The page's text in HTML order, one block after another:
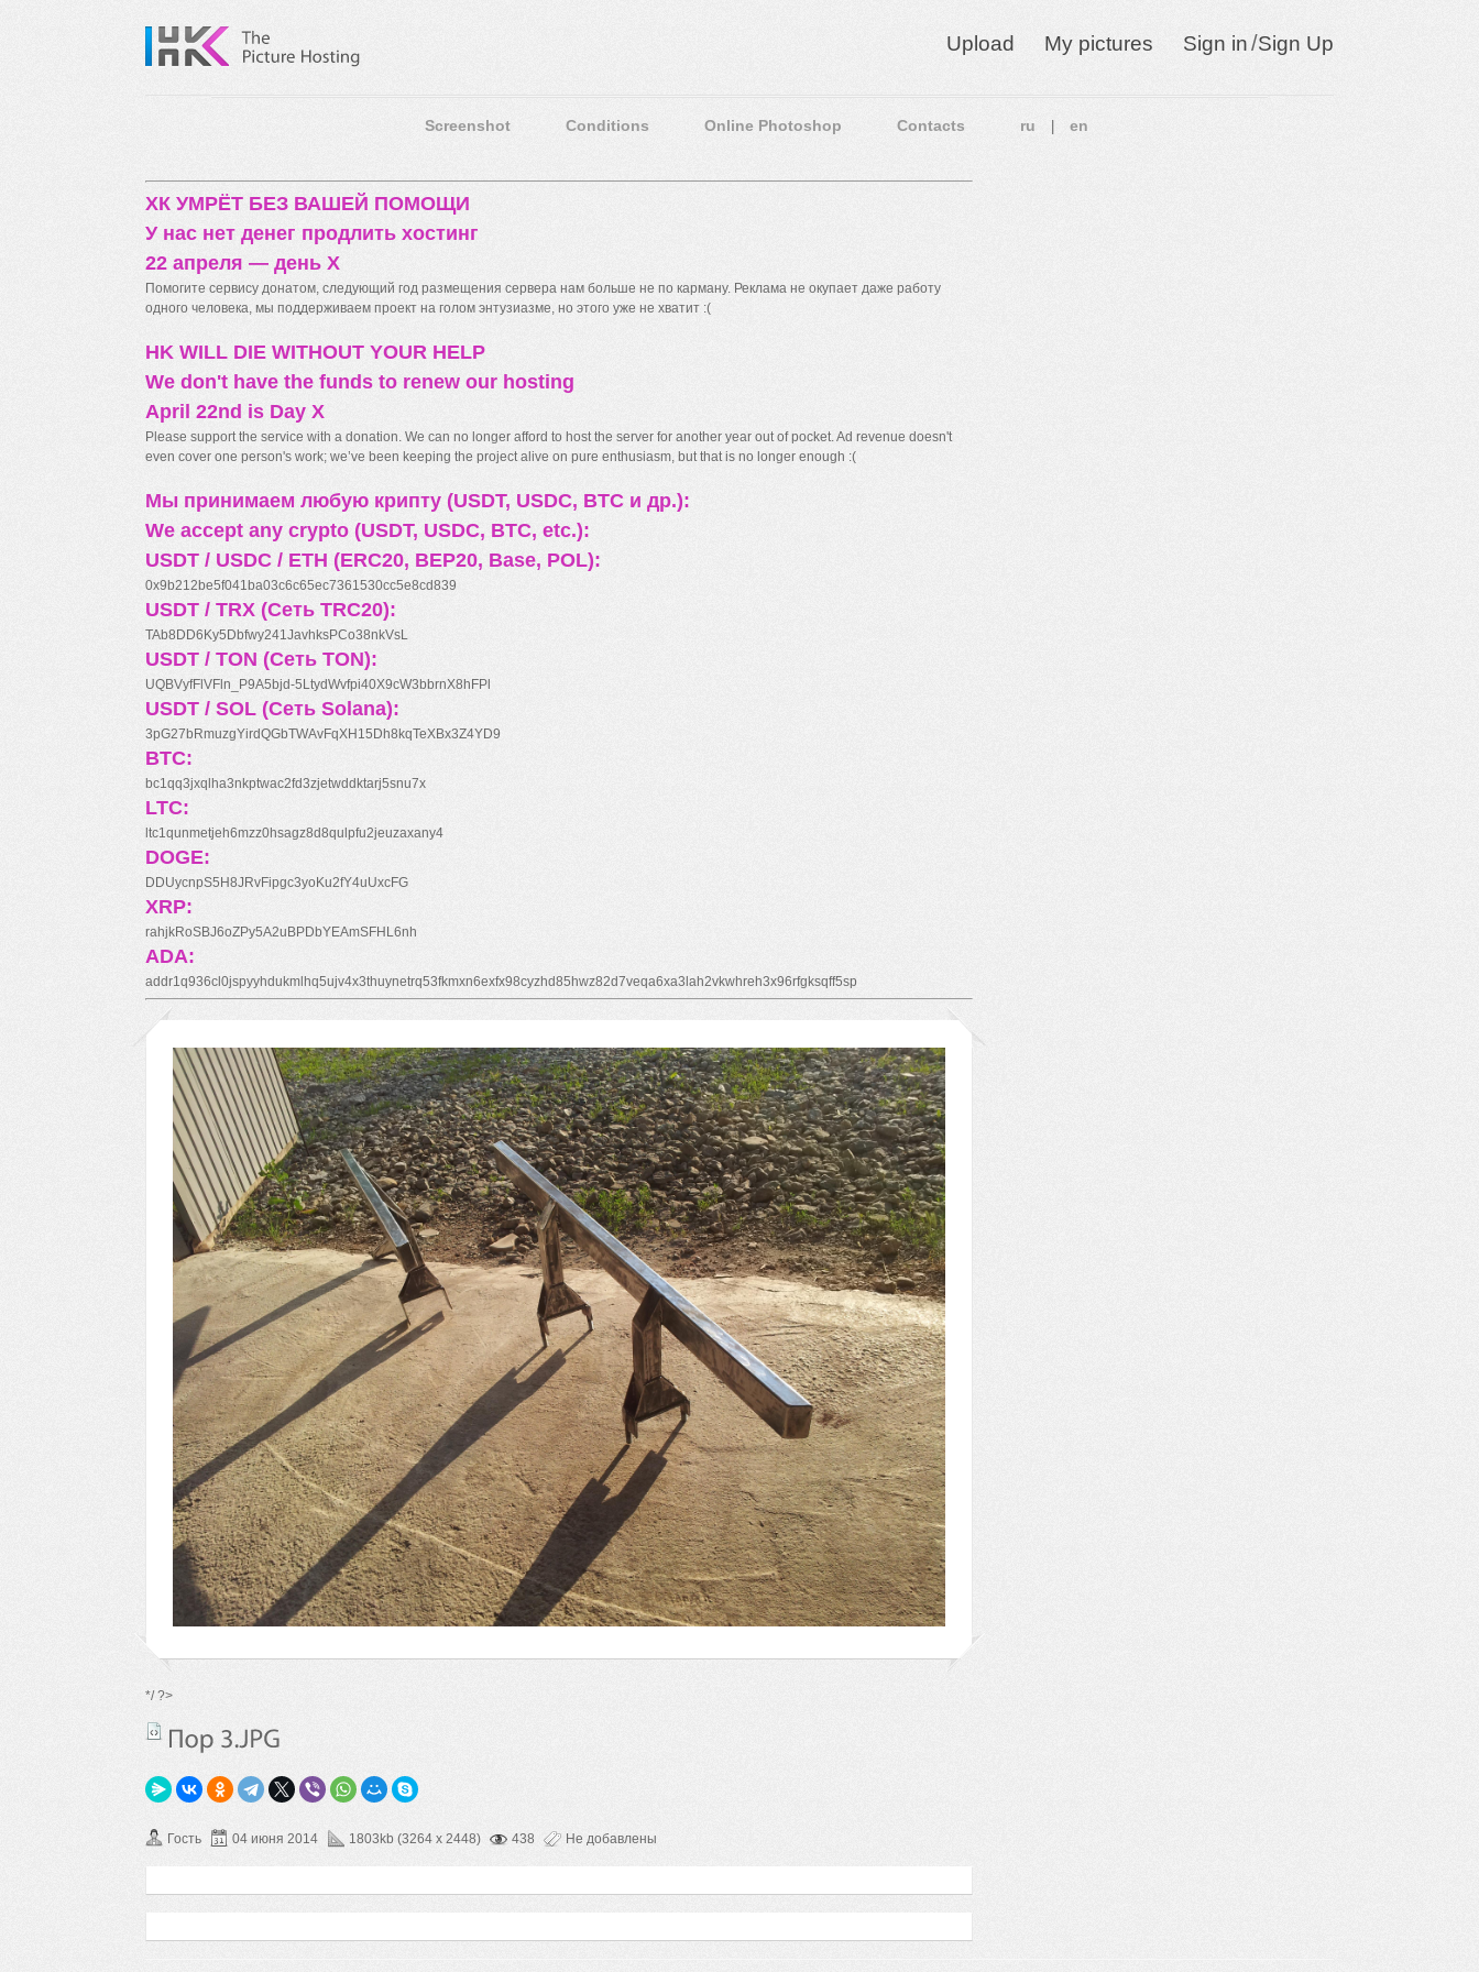
Upload My pictures Sign in/Sign Up
Screenshot Conditions Online Photoshop Contacts ru en
ХК УМРЁТ БЕЗ ВАШЕЙ ПОМОЩИ
У нас нет денег продлить хостинг
22 апреля — день X
Помогите сервису донатом, следующий год размещения сервера нам больше не по карману. Реклама не окупает даже работу
одного человека, мы поддерживаем проект на голом энтузиазме, но этого уже не хватит :(
HK WILL DIE WITHOUT YOUR HELP
We don't have the funds to renew our hosting
April 22nd is Day X
Please support the service with a donation. We can no longer afford to host the server for another year out of pocket. Ad revenue doesn't
even cover one person's work; we’ve been keeping the project alive on pure enthusiasm, but that is no longer enough :(
Мы принимаем любую крипту (USDT, USDC, BTC и др.):
We accept any crypto (USDT, USDC, BTC, etc.):
USDT / USDC / ETH (ERC20, BEP20, Base, POL):
0x9b212be5f041ba03c6c65ec7361530cc5e8cd839
USDT / TRX (Сеть TRC20):
TAb8DD6Ky5Dbfwy241JavhksPCo38nkVsL
USDT / TON (Сеть TON):
UQBVyfFlVFln_P9A5bjd-5LtydWvfpi40X9cW3bbrnX8hFPl
USDT / SOL (Сеть Solana):
3pG27bRmuzgYirdQGbTWAvFqXH15Dh8kqTeXBx3Z4YD9
BTC:
bc1qq3jxqlha3nkptwac2fd3zjetwddktarj5snu7x
LTC:
ltc1qunmetjeh6mzz0hsagz8d8qulpfu2jeuzaxany4
DOGE:
DDUycnpS5H8JRvFipgc3yoKu2fY4uUxcFG
XRP:
rahjkRoSBJ6oZPy5A2uBPDbYEAmSFHL6nh
ADA:
addr1q936cl0jspyyhdukmlhq5ujv4x3thuynetrq53fkmxn6exfx98cyzhd85hwz82d7veqa6xa3lah2vkwhreh3x96rfgksqff5sp
*/ ?>
Гость 04 июня 2014 1803kb (3264 x 2448) 438 Не добавлены